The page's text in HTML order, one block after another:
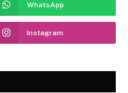
WhatsApp
Instagram